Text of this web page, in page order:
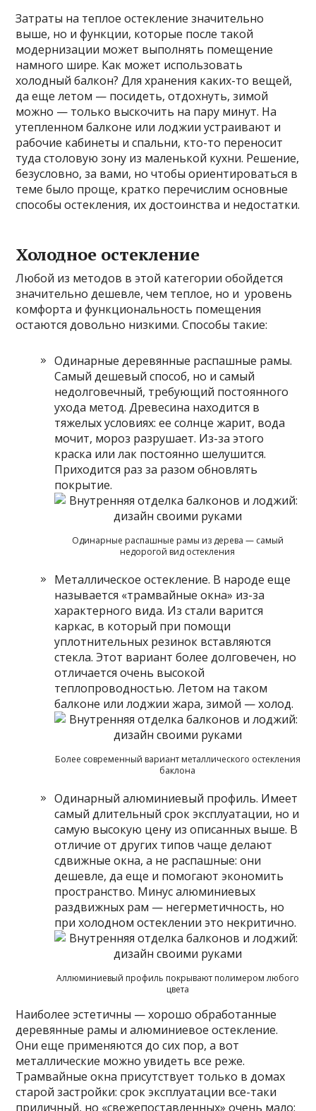
Затраты на теплое остекление значительно
выше, но и функции, которые после такой
модернизации может выполнять помещение
намного шире. Как может использовать
холодный балкон? Для хранения каких-то вещей,
да еще летом — посидеть, отдохнуть, зимой
можно — только выскочить на пару минут. На
утепленном балконе или лоджии устраивают и
рабочие кабинеты и спальни, кто-то переносит
туда столовую зону из маленькой кухни. Решение,
безусловно, за вами, но чтобы ориентироваться в
теме было проще, кратко перечислим основные
способы остекления, их достоинства и недостатки.
Холодное остекление
Любой из методов в этой категории обойдется
значительно дешевле, чем теплое, но и уровень
комфорта и функциональность помещения
остаются довольно низкими. Способы такие:
Одинарные деревянные распашные рамы.
Самый дешевый способ, но и самый
недолговечный, требующий постоянного
ухода метод. Древесина находится в
тяжелых условиях: ее солнце жарит, вода
мочит, мороз разрушает. Из-за этого
краска или лак постоянно шелушится.
Приходится раз за разом обновлять
покрытие.
Одинарные распашные рамы из дерева — самый
недорогой вид остекления
Металлическое остекление. В народе еще
называется «трамвайные окна» из-за
характерного вида. Из стали варится
каркас, в который при помощи
уплотнительных резинок вставляются
стекла. Этот вариант более долговечен, но
отличается очень высокой
теплопроводностью. Летом на таком
балконе или лоджии жара, зимой — холод.
Более современный вариант металлического остекления
баклона
Одинарный алюминиевый профиль. Имеет
самый длительный срок эксплуатации, но и
самую высокую цену из описанных выше. В
отличие от других типов чаще делают
сдвижные окна, а не распашные: они
дешевле, да еще и помогают экономить
пространство. Минус алюминиевых
раздвижных рам — негерметичность, но
при холодном остеклении это некритично.
Аллюминиевый профиль покрывают полимером любого
цвета
Наиболее эстетичны — хорошо обработанные
деревянные рамы и алюминиевое остекление.
Они еще применяются до сих пор, а вот
металлические можно увидеть все реже.
Трамвайные окна присутствует только в домах
старой застройки: срок эксплуатации все-таки
приличный, но «свежепоставленных» очень мало: